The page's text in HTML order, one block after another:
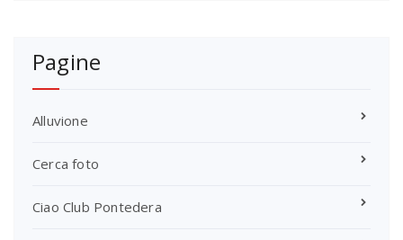
Pagine
Alluvione
Cerca foto
Ciao Club Pontedera